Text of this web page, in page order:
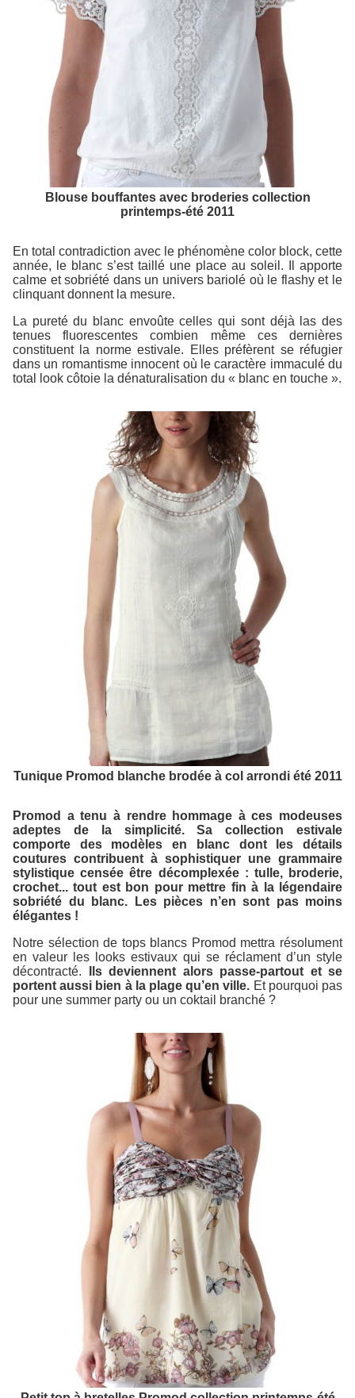
Blouse bouffantes avec broderies collection
printemps-été 2011
En total contradiction avec le phénomène color block, cette
année, le blanc s’est taillé une place au soleil. Il apporte
calme et sobriété dans un univers bariolé où le flashy et le
clinquant donnent la mesure.
La pureté du blanc envoûte celles qui sont déjà las des
tenues fluorescentes combien même ces dernières
constituent la norme estivale. Elles préfèrent se réfugier
dans un romantisme innocent où le caractère immaculé du
total look côtoie la dénaturalisation du « blanc en touche ».
Tunique Promod blanche brodée à col arrondi été 2011
Promod a tenu à rendre hommage à ces modeuses
adeptes de la simplicité. Sa collection estivale
comporte des modèles en blanc dont les détails
coutures contribuent à sophistiquer une grammaire
stylistique censée être décomplexée : tulle, broderie,
crochet... tout est bon pour mettre fin à la légendaire
sobriété du blanc. Les pièces n’en sont pas moins
élégantes !
Notre sélection de tops blancs Promod mettra résolument
en valeur les looks estivaux qui se réclament d’un style
décontracté.
Ils deviennent alors passe-partout et se
portent aussi bien à la plage qu’en ville. Et pourquoi pas
pour une summer party ou un coktail branché ?